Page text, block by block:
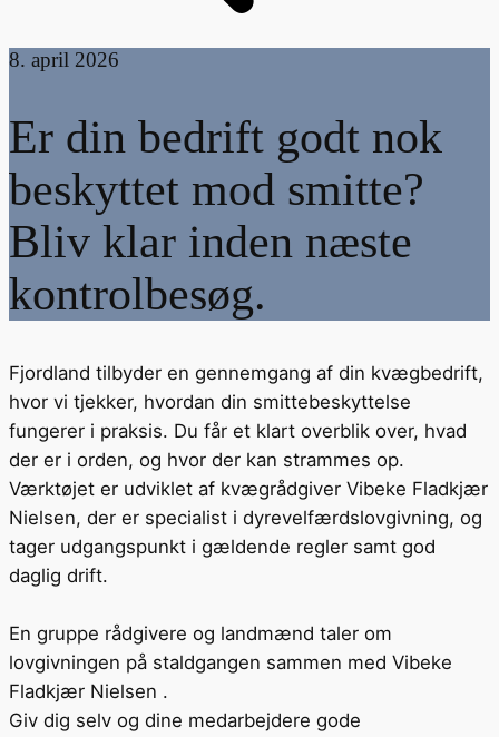
8. april 2026
Er din bedrift godt nok
beskyttet mod smitte?
Bliv klar inden næste
kontrolbesøg.
Fjordland tilbyder en gennemgang af din kvægbedrift,
hvor vi tjekker, hvordan din smittebeskyttelse
fungerer i praksis. Du får et klart overblik over, hvad
der er i orden, og hvor der kan strammes op.
Værktøjet er udviklet af kvægrådgiver Vibeke Fladkjær
Nielsen, der er specialist i dyrevelfærdslovgivning, og
tager udgangspunkt i gældende regler samt god
daglig drift.
En gruppe rådgivere og landmænd taler om
lovgivningen på staldgangen sammen med Vibeke
Fladkjær Nielsen .
Giv dig selv og dine medarbejdere gode